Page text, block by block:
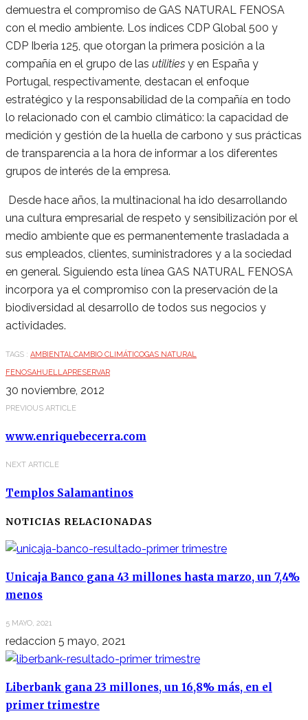
demuestra el compromiso de GAS NATURAL FENOSA
con el medio ambiente. Los índices CDP Global 500 y
CDP Iberia 125, que otorgan la primera posición a la
compañía en el grupo de las utilities y en España y
Portugal, respectivamente, destacan el enfoque
estratégico y la responsabilidad de la compañía en todo
lo relacionado con el cambio climático: la capacidad de
medición y gestión de la huella de carbono y sus prácticas
de transparencia a la hora de informar a los diferentes
grupos de interés de la empresa.
Desde hace años, la multinacional ha ido desarrollando
una cultura empresarial de respeto y sensibilización por el
medio ambiente que es permanentemente trasladada a
sus empleados, clientes, suministradores y a la sociedad
en general. Siguiendo esta línea GAS NATURAL FENOSA
incorpora ya el compromiso con la preservación de la
biodiversidad al desarrollo de todos sus negocios y
actividades.
TAGS : AMBIENTALCAMBIO CLIMÁTICOGAS NATURAL
FENOSAHUELLAPRESERVAR
30 noviembre, 2012
PREVIOUS ARTICLE
www.enriquebecerra.com
NEXT ARTICLE
Templos Salamantinos
NOTICIAS RELACIONADAS
Unicaja Banco gana 43 millones hasta marzo, un 7,4%
menos
5 MAYO, 2021
redaccion 5 mayo, 2021
Liberbank gana 23 millones, un 16,8% más, en el
primer trimestre